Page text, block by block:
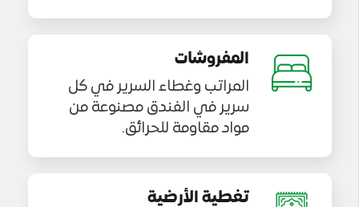
المفروشات
المراتب وغطاء السرير في كل
سرير في الفندق مصنوعة من
مواد مقاومة للحرائق.
تغطية الأرضية